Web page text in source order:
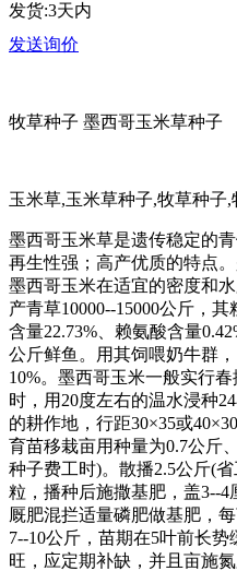
发货:3天内
发送询价
牧草种子 墨西哥玉米草种子
玉米草,玉米草种子,牧草种子,
墨西哥玉米草是遗传稳定的
再生性强；高产优质的特点
墨西哥玉米在适宜的密度和
产青草10000--15000公斤，
含量22.73%、赖氨酸含量
公斤鲜鱼。用其饲喂奶牛群
10%。墨西哥玉米一般实行
时，用20度左右的温水浸种
的耕作地，行距30×35或
育苗移栽亩用种量为0.7公斤
种子费工时)。散播2.5公斤(
粒，播种后施撒基肥，盖3--
厩肥混拦适量磷肥做基肥，
7--10公斤，苗期在5叶前长
旺，应定期补缺，并且亩施